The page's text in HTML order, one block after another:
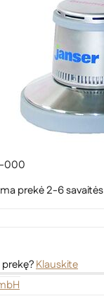
000
prekė 2-6 savaitės
Klauskite